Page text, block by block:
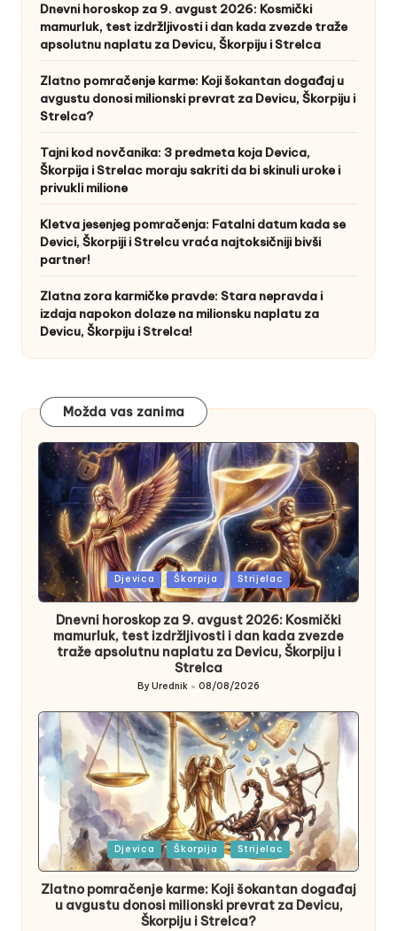
Dnevni horoskop za 9. avgust 2026: Kosmički
mamurluk, test izdržljivosti i dan kada zvezde traže
apsolutnu naplatu za Devicu, Škorpiju i Strelca
Zlatno pomračenje karme: Koji šokantan događaj u
avgustu donosi milionski prevrat za Devicu, Škorpiju i
Strelca?
Tajni kod novčanika: 3 predmeta koja Devica,
Škorpija i Strelac moraju sakriti da bi skinuli uroke i
privukli milione
Kletva jesenjeg pomračenja: Fatalni datum kada se
Devici, Škorpiji i Strelcu vraća najtoksičniji bivši
partner!
Zlatna zora karmičke pravde: Stara nepravda i
izdaja napokon dolaze na milionsku naplatu za
Devicu, Škorpiju i Strelca!
Možda vas zanima
Posted
in
Djevica Škorpija Strijelac
Dnevni horoskop za 9. avgust 2026: Kosmički
mamurluk, test izdržljivosti i dan kada zvezde
traže apsolutnu naplatu za Devicu, Škorpiju i
Strelca
Posted
by
ByUrednik 08/08/2026
Posted
Djevica Škorpija Strijelac
Zlatno pomračenje karme: Koji šokantan događaj
u avgustu donosi milionski prevrat za Devicu,
Škorpiju i Strelca?